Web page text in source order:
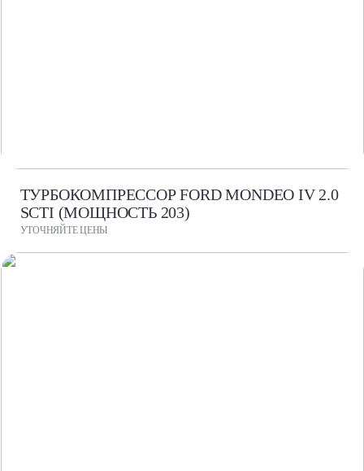
ТУРБОКОМПРЕССОР FORD MONDEO IV 2.0
SCTI (МОЩНОСТЬ 203)
УТОЧНЯЙТЕ ЦЕНЫ